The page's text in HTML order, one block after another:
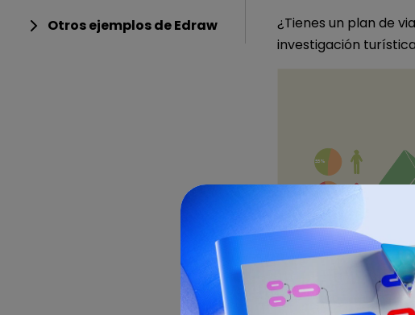
Otros ejemplos de Edraw
¿Tienes un plan de
investigación